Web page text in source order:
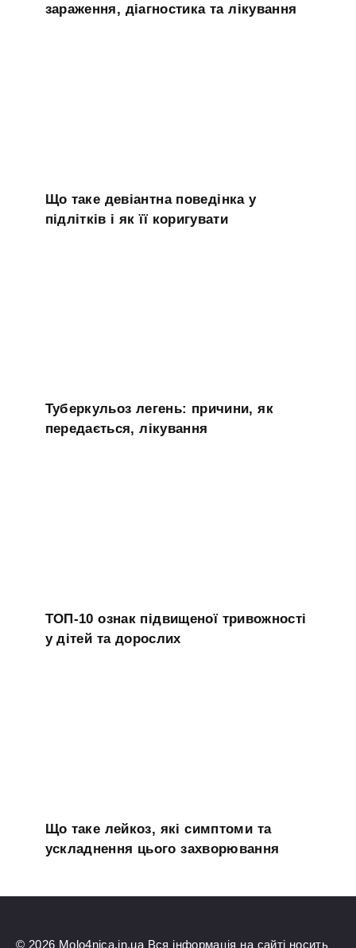
зараження, діагностика та лікування
Що таке девіантна поведінка у
підлітків і як її коригувати
Туберкульоз легень: причини, як
передається, лікування
ТОП-10 ознак підвищеної тривожності
у дітей та дорослих
Що таке лейкоз, які симптоми та
ускладнення цього захворювання
© 2026 Molo4nica.in.ua Вся інформація на сайті носить